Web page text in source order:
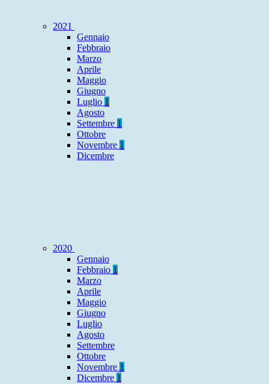
2021
Gennaio
Febbraio
Marzo
Aprile
Maggio
Giugno
Luglio 1
Agosto
Settembre 1
Ottobre
Novembre 1
Dicembre
2020
Gennaio
Febbraio 1
Marzo
Aprile
Maggio
Giugno
Luglio
Agosto
Settembre
Ottobre
Novembre 1
Dicembre 1